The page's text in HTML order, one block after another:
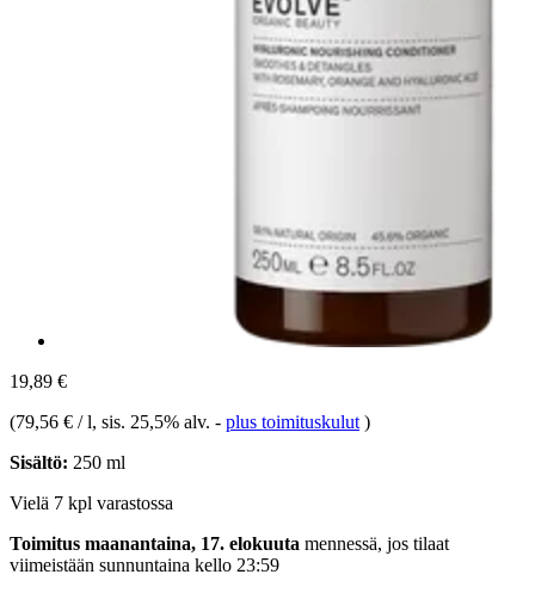
19,89 €
(79,56 € / l, sis. 25,5% alv. - plus toimituskulut )
Sisältö: 250 ml
Vielä 7 kpl varastossa
Toimitus maanantaina, 17. elokuuta mennessä, jos tilaat
viimeistään sunnuntaina kello 23:59